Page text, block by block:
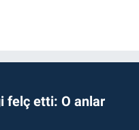
felç etti: O anlar